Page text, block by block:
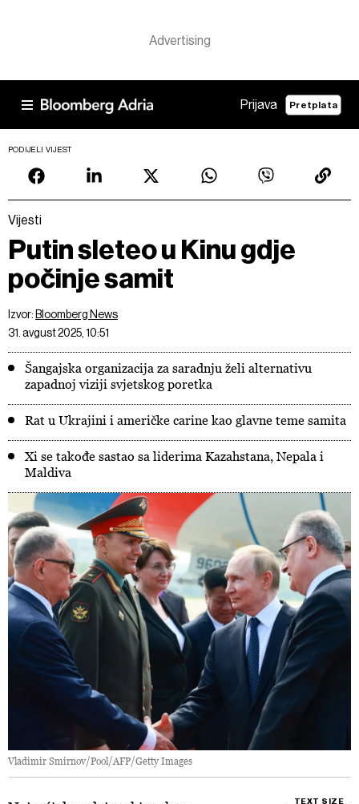
Prijava Pretplata
PODIJELI VIJEST
Vijesti
Putin sleteo u Kinu gdje
počinje samit
Izvor: Bloomberg News
31. avgust 2025, 10:51
Šangajska organizacija za saradnju želi alternativu
zapadnoj viziji svjetskog poretka
Rat u Ukrajini i američke carine kao glavne teme samita
Xi se takođe sastao sa liderima Kazahstana, Nepala i
Maldiva
Vladimir Smirnov/Pool/AFP/Getty Images
TEXT SIZE